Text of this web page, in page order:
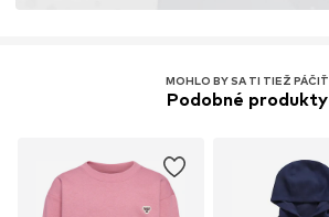
MOHLO BY SA TI TIEŽ PÁČIŤ
Podobné produkty